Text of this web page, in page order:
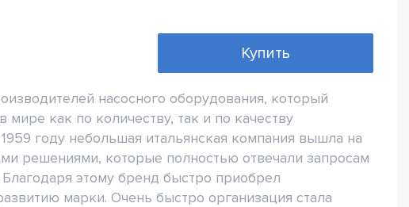
Купить
насосного оборудования, который
как по количеству, так и по качеству
году небольшая итальянская компания вышла на
решениями, которые полностью отвечали запросам
этому бренд быстро приобрел
марки. Очень быстро организация стала